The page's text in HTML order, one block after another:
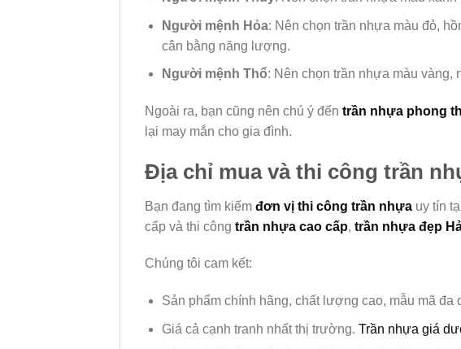
Người mệnh Hỏa: Nên chọn trần nhựa màu đỏ,
cân bằng năng lượng.
Người mệnh Thổ: Nên chọn trần nhựa màu vàng,
Ngoài ra, bạn cũng nên chú ý đến trần nhựa phong
lại may mắn cho gia đình.
Địa chỉ mua và thi công trần
Bạn đang tìm kiếm đơn vị thi công trần nhựa uy tín
cấp và thi công trần nhựa cao cấp, trần nhựa đẹp
Chúng tôi cam kết:
Sản phẩm chính hãng, chất lượng cao, mẫu mã đa
Giá cả cạnh tranh nhất thị trường. Trần nhựa giá